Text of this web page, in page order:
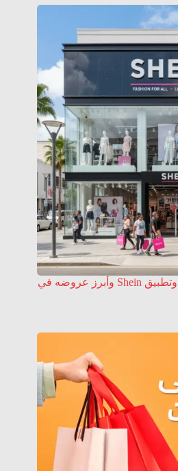
شي إن: دليلك الشامل لموقع وتطبيق Shein وأبرز عروضه في